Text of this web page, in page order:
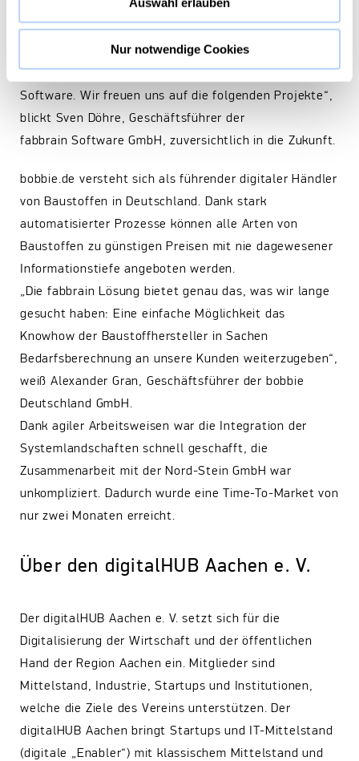
Nur notwendige Cookies
entsteht die Flexibilität, die nötig ist um der Vielzahl
der Hersteller und Produkte auf bobbie.de gerecht zu
werden. „Das Feedback von bobbie war sehr hilfreich
für die Weiterentwicklung unserer Kalkulator-
Software. Wir freuen uns auf die folgenden Projekte“,
blickt Sven Döhre, Geschäftsführer der
fabbrain Software GmbH, zuversichtlich in die Zukunft.
bobbie.de versteht sich als führender digitaler Händler
von Baustoffen in Deutschland. Dank stark
automatisierter Prozesse können alle Arten von
Baustoffen zu günstigen Preisen mit nie dagewesener
Informationstiefe angeboten werden.
„Die fabbrain Lösung bietet genau das, was wir lange
gesucht haben: Eine einfache Möglichkeit das
Knowhow der Baustoffhersteller in Sachen
Bedarfsberechnung an unsere Kunden weiterzugeben“,
weiß Alexander Gran, Geschäftsführer der bobbie
Deutschland GmbH.
Dank agiler Arbeitsweisen war die Integration der
Systemlandschaften schnell geschafft, die
Zusammenarbeit mit der Nord-Stein GmbH war
unkompliziert. Dadurch wurde eine Time-To-Market von
nur zwei Monaten erreicht.
Über den digitalHUB Aachen e. V.
Der digitalHUB Aachen e. V. setzt sich für die
Digitalisierung der Wirtschaft und der öffentlichen
Hand der Region Aachen ein. Mitglieder sind
Mittelstand, Industrie, Startups und Institutionen,
welche die Ziele des Vereins unterstützen. Der
digitalHUB Aachen bringt Startups und IT-Mittelstand
(digitale „Enabler“) mit klassischem Mittelstand und